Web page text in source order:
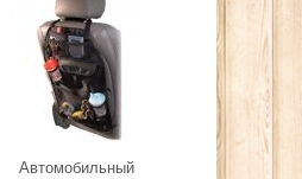
Автомобильный